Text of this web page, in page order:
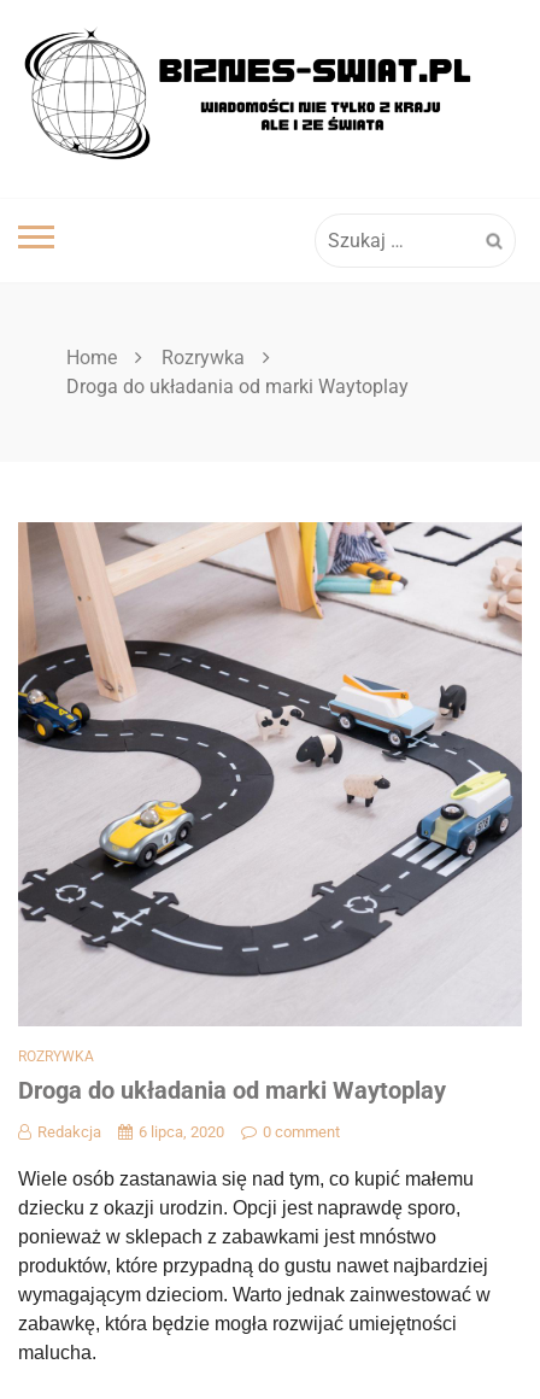
content
Home
Rozrywka
Droga do układania od marki Waytoplay
ROZRYWKA
Droga do układania od marki Waytoplay
Redakcja 6 lipca, 2020 0 comment
Wiele osób zastanawia się nad tym, co kupić małemu
dziecku z okazji urodzin. Opcji jest naprawdę sporo,
ponieważ w sklepach z zabawkami jest mnóstwo
produktów, które przypadną do gustu nawet najbardziej
wymagającym dzieciom. Warto jednak zainwestować w
zabawkę, która będzie mogła rozwijać umiejętności
malucha.